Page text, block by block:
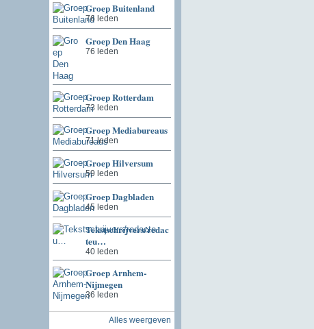
Groep Buitenland
76 leden
Groep Den Haag
76 leden
Groep Rotterdam
73 leden
Groep Mediabureaus
71 leden
Groep Hilversum
59 leden
Groep Dagbladen
45 leden
Tekstschrijvers/redac
teu…
40 leden
Groep Arnhem-
Nijmegen
36 leden
Alles weergeven